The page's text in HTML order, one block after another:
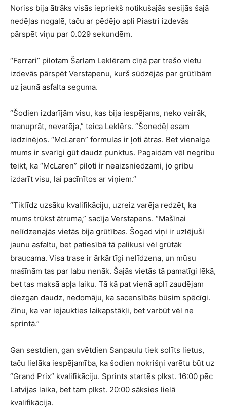
Noriss bija ātrāks visās iepriekš notikušajās sesijās šajā
nedēļas nogalē, taču ar pēdējo apli Piastri izdevās
pārspēt viņu par 0.029 sekundēm.
“Ferrari” pilotam Šarlam Leklēram cīņā par trešo vietu
izdevās pārspēt Verstapenu, kurš sūdzējās par grūtībām
uz jaunā asfalta seguma.
“Šodien izdarījām visu, kas bija iespējams, neko vairāk,
manuprāt, nevarēja,” teica Leklērs. “Šonedēļ esam
iedzinējos. “McLaren” formulas ir ļoti ātras. Bet vienalga
mums ir svarīgi gūt daudz punktus. Pagaidām vēl negribu
teikt, ka “McLaren” piloti ir neaizsniedzami, jo gribu
izdarīt visu, lai pacīnītos ar viņiem.”
“Tiklīdz uzsāku kvalifikāciju, uzreiz varēja redzēt, ka
mums trūkst ātruma,” sacīja Verstapens. “Mašīnai
nelīdzenajās vietās bija grūtības. Šogad viņi ir uzlējuši
jaunu asfaltu, bet patiesībā tā palikusi vēl grūtāk
braucama. Visa trase ir ārkārtīgi nelīdzena, un mūsu
mašīnām tas par labu nenāk. Šajās vietās tā pamatīgi lēkā,
bet tas maksā apļa laiku. Tā kā pat vienā aplī zaudējam
diezgan daudz, nedomāju, ka sacensībās būsim spēcīgi.
Zinu, ka var iejaukties laikapstākļi, bet varbūt vēl ne
sprintā.”
Gan sestdien, gan svētdien Sanpaulu tiek solīts lietus,
taču lielāka iespējamība, ka šodien nokrišņi varētu būt uz
“Grand Prix” kvalifikāciju. Sprints startēs plkst. 16:00 pēc
Latvijas laika, bet tam plkst. 20:00 sāksies lielā
kvalifikācija.